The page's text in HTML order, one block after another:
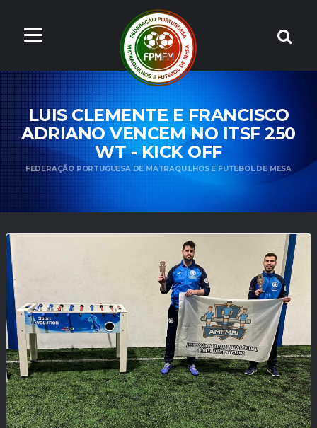
LUIS CLEMENTE E FRANCISCO
ADRIANO VENCEM NO ITSF 250
WT - KICK OFF
FEDERAÇÃO PORTUGUESA DE MATRAQUILHOS E FUTEBOL DE MESA